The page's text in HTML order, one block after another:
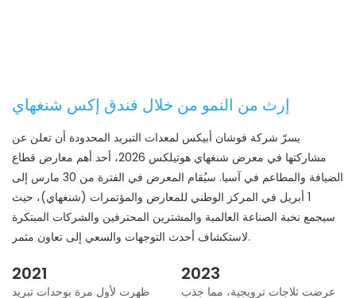
إرث من النمو من خلال فندق إكس شنغهاي
يسرّ شركة فوشان أبيكس لمعدات التبريد المحدودة أن تعلن عن
مشاركتها في معرض شنغهاي هوتيلكس 2026، أحد أهم معارض قطاع
الضيافة والمطاعم في آسيا. سيُقام المعرض في الفترة من 30 مارس إلى
1 أبريل في المركز الوطني للمعارض والمؤتمرات (شنغهاي)، حيث
سيجمع نخبة الصناعة العالمية والمشترين المحترفين والشركات المبتكرة
لاستكشاف أحدث التوجهات والسعي إلى تعاون مثمر.
2021
ظهرت لأول مرة بوحدات تبريد
2023
عرضت ثلاجات ترويجية، مما جذب